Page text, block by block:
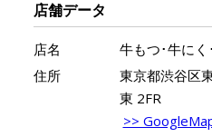
店舗データ
店名
牛もつ･牛にく
住所
東京都渋谷区
東 2FR
>>